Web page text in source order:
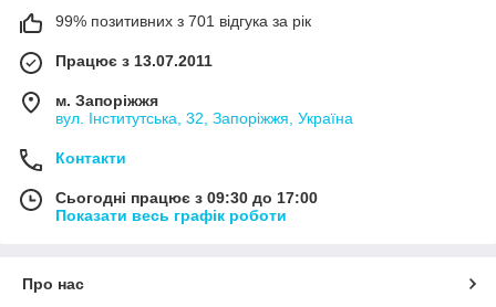
99% позитивних з 701 відгука за рік
Працює з 13.07.2011
м. Запоріжжя
вул. Інститутська, 32, Запоріжжя, Україна
Контакти
Сьогодні працює з 09:30 до 17:00
Показати весь графік роботи
Про нас